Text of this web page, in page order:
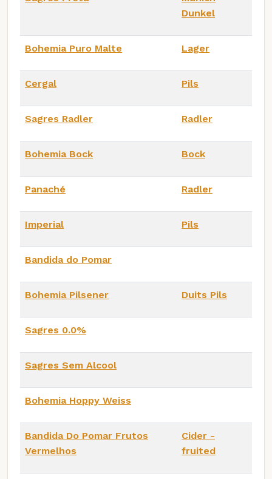
Dunkel
Bohemia Puro Malte Lager
Cergal Pils
Sagres Radler Radler
Bohemia Bock Bock
Panaché Radler
Imperial Pils
Bandida do Pomar
Bohemia Pilsener Duits Pils
Sagres 0.0%
Sagres Sem Alcool
Bohemia Hoppy Weiss
Bandida Do Pomar Frutos
Vermelhos
Cider -
fruited